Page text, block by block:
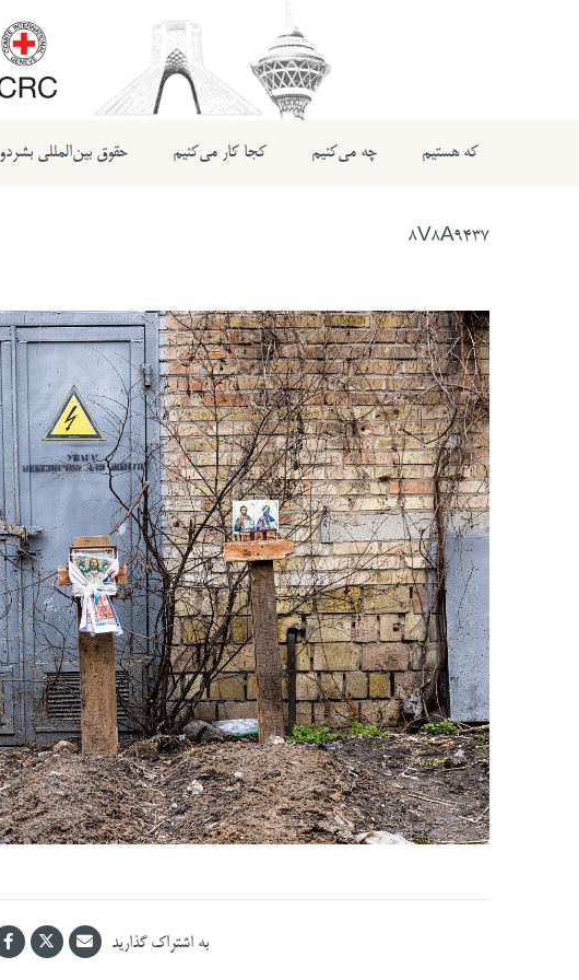
که هستیم چه می‌کنیم کجا کار می‌کنیم حقوق بین‌المللی
8V8A9437
به اشتراک گذارید